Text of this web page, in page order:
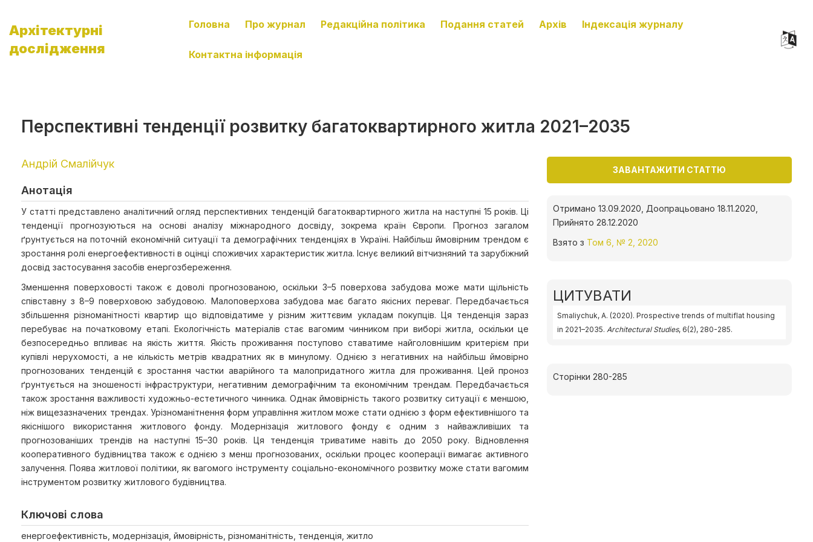
Архітектурні
дослідження
Головна Про журнал Редакційна політика Подання статей Архів Індексація журналу
Контактна інформація
Перспективні тенденції розвитку багатоквартирного житла 2021–2035
Aндрій Смалійчук
Анотація
У статті представлено аналітичний огляд перспективних тенденцій багатоквартирного житла на наступні 15 років. Ці
тенденції прогнозуються на основі аналізу міжнародного досвіду, зокрема країн Європи. Прогноз загалом
ґрунтується на поточній економічній ситуації та демографічних тенденціях в Україні. Найбільш ймовірним трендом є
зростання ролі енергоефективності в оцінці споживчих характеристик житла. Існує великий вітчизняний та зарубіжний
досвід застосування засобів енергозбереження.
Зменшення поверховості також є доволі прогнозованою, оскільки 3–5 поверхова забудова може мати щільність
співставну з 8–9 поверховою забудовою. Малоповерхова забудова має багато якісних переваг. Передбачається
збільшення різноманітності квартир що відповідатиме у різним життєвим укладам покупців. Ця тенденція зараз
перебуває на початковому етапі. Екологічність матеріалів стає вагомим чинником при виборі житла, оскільки це
безпосередньо впливає на якість життя. Якість проживання поступово ставатиме найголовнішим критерієм при
купівлі нерухомості, а не кількість метрів квадратних як в минулому. Однією з негативних на найбільш ймовірно
прогнозованих тенденцій є зростання частки аварійного та малопридатного житла для проживання. Цей проноз
ґрунтується на зношеності інфраструктури, негативним демографічним та економічним трендам. Передбачається
також зростання важливості художньо-естетичного чинника. Однак ймовірність такого розвитку ситуації є меншою,
ніж вищезазначених трендах. Урізноманітнення форм управління житлом може стати однією з форм ефективнішого та
якіснішого використання житлового фонду. Модернізація житлового фонду є одним з найважливіших та
прогнозованіших трендів на наступні 15–30 років. Ця тенденція триватиме навіть до 2050 року. Відновлення
кооперативного будівництва також є однією з менш прогнозованих, оскільки процес кооперації вимагає активного
залучення. Поява житлової політики, як вагомого інструменту соціально-економічного розвитку може стати вагомим
інструментом розвитку житлового будівництва.
Ключові слова
енергоефективність, модернізація, ймовірність, різноманітність, тенденція, житло
ЗАВАНТАЖИТИ СТАТТЮ
Отримано 13.09.2020, Доопрацьовано 18.11.2020,
Прийнято 28.12.2020
Взято з Том 6, № 2, 2020
ЦИТУВАТИ
Smaliychuk, A. (2020). Prospective trends of multiflat housing
in 2021–2035.Architectural Studies, 6(2), 280-285.
Сторінки 280-285